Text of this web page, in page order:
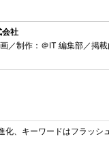
会社
／制作：＠IT 編集部／掲載
化、キーワードはフラッシ